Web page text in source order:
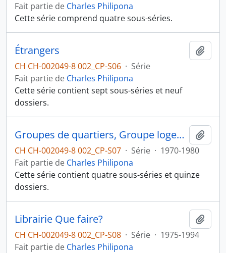
Fait partie de Charles Philipona
Cette série comprend quatre sous-séries.
Étrangers
CH CH-002049-8 002_CP-S06 · Série
Fait partie de Charles Philipona
Cette série contient sept sous-séries et neuf
dossiers.
Groupes de quartiers, Groupe logement
CH CH-002049-8 002_CP-S07 · Série · 1970-1980
Fait partie de Charles Philipona
Cette série contient quatre sous-séries et quinze
dossiers.
Librairie Que faire?
CH CH-002049-8 002_CP-S08 · Série · 1975-1994
Fait partie de Charles Philipona